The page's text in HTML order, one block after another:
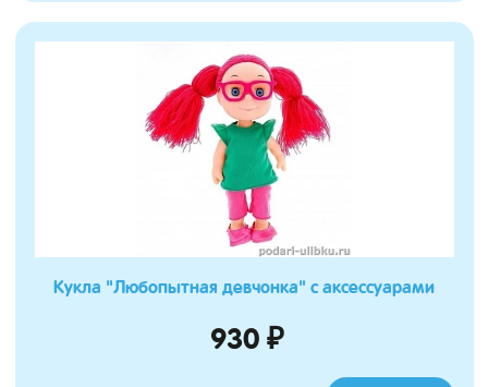
Кукла "Любопытная девчонка" с аксессуарами
930 ₽